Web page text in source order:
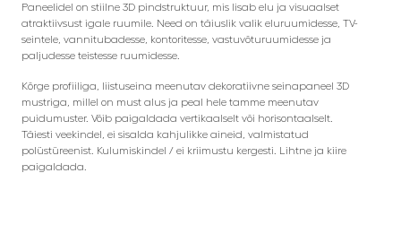
Paneelidel on stiilne 3D pindstruktuur, mis lisab elu ja visuaalset
atraktiivsust igale ruumile. Need on täiuslik valik eluruumidesse, TV-
seintele, vannitubadesse, kontoritesse, vastuvõturuumidesse ja
paljudesse teistesse ruumidesse.
Kõrge profiiliga, liistuseina meenutav dekoratiivne seinapaneel 3D
mustriga, millel on must alus ja peal hele tamme meenutav
puidumuster. Võib paigaldada vertikaalselt või horisontaalselt.
Täiesti veekindel, ei sisalda kahjulikke aineid, valmistatud
polüstüreenist. Kulumiskindel / ei kriimustu kergesti. Lihtne ja kiire
paigaldada.